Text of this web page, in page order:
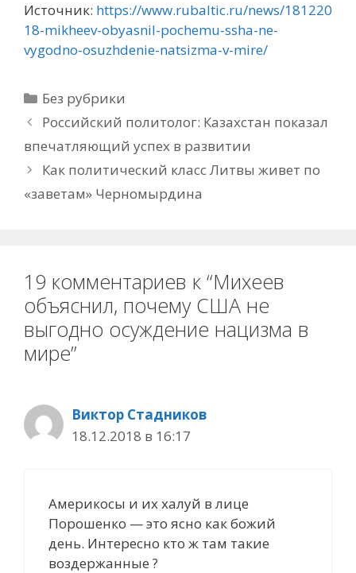
Источник: https://www.rubaltic.ru/news/181220
18-mikheev-obyasnil-pochemu-ssha-ne-
vygodno-osuzhdenie-natsizma-v-mire/
Рубрики
Без рубрики
Российский политолог: Казахстан показал
впечатляющий успех в развитии
Как политический класс Литвы живет по
«заветам» Черномырдина
19 комментариев к “Михеев
объяснил, почему США не
выгодно осуждение нацизма в
мире”
Виктор Стадников
18.12.2018 в 16:17
Америкосы и их халуй в лице
Порошенко — это ясно как божий
день. Интересно кто ж там такие
воздержанные ?